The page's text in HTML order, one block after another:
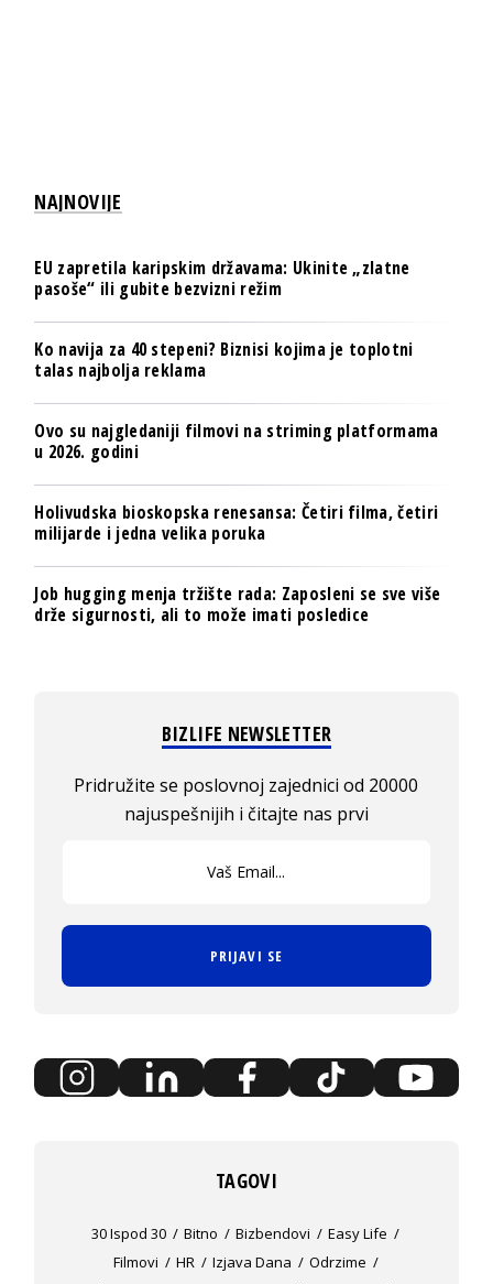
NAJNOVIJE
EU zapretila karipskim državama: Ukinite „zlatne
pasoše“ ili gubite bezvizni režim
Ko navija za 40 stepeni? Biznisi kojima je toplotni
talas najbolja reklama
Ovo su najgledaniji filmovi na striming platformama
u 2026. godini
Holivudska bioskopska renesansa: Četiri filma, četiri
milijarde i jedna velika poruka
Job hugging menja tržište rada: Zaposleni se sve više
drže sigurnosti, ali to može imati posledice
BIZLIFE NEWSLETTER
Pridružite se poslovnoj zajednici od 20000
najuspešnijih i čitajte nas prvi
PRIJAVI SE
TAGOVI
30 Ispod 30 Bitno Bizbendovi
Easy Life
Filmovi
HR Izjava Dana
Odrzime